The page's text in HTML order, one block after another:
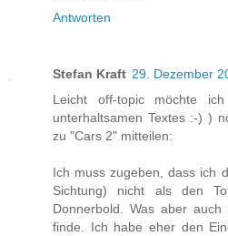
Antworten
Stefan Kraft 29. Dezember
Leicht off-topic möchte
unterhaltsamen Textes :-) )
zu "Cars 2" mitteilen:
Ich muss zugeben, dass ich
Sichtung) nicht als den
Donnerbold. Was aber
finde. Ich habe eher den